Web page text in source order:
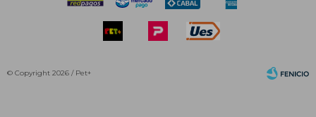
© Copyright 2026 / Pet+